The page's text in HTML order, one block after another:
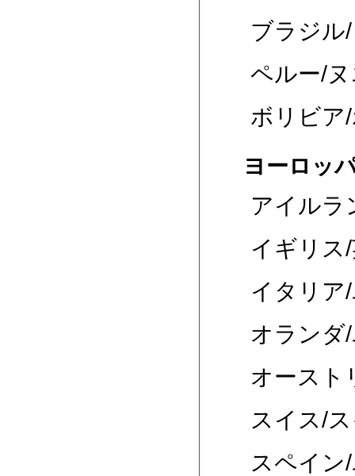
ブラジル
ペルー/
ボリビア
ヨーロッ
アイルラ
イギリス
イタリア
オランダ
オースト
スイス/
スペイン